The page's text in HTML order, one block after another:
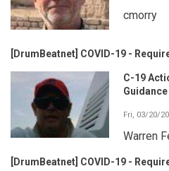
cmorry
[DrumBeatnet] COVID-19 -
C-19
Guidance
Fri, 03/20/
Warren
[DrumBeatnet] COVID-19 -